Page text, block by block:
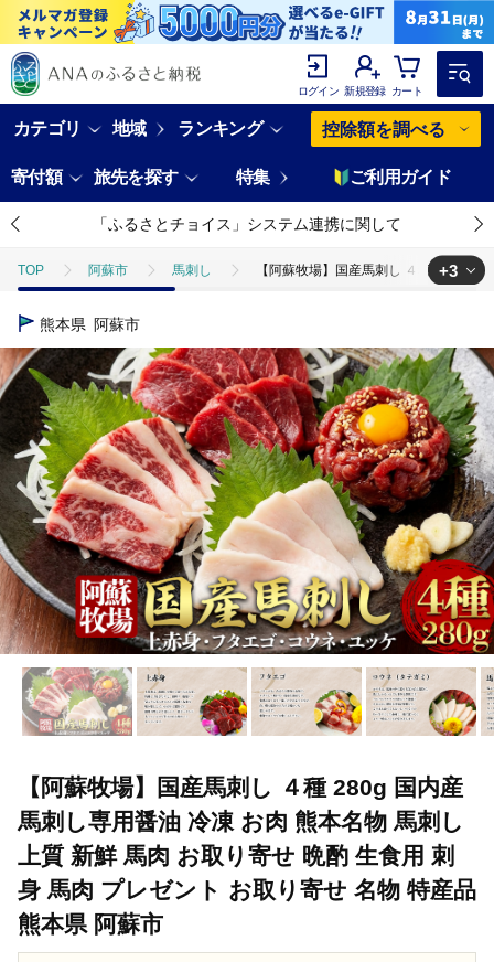
ログイン 新規登録 カート
カテゴリ 地域 ランキング 控除額を調べる
寄付額 旅先を探す 特集 ご利用ガイド
「ふるさとチョイス」システム連携に関して
TOP 阿蘇市 馬刺し 【阿蘇牧場】国産馬刺し ４種 280g 国
TOP
TOP 肉 馬肉 【阿蘇牧場】国産馬刺し ４種 280g 国内産 馬
TOP 肉 馬肉 馬刺し 【阿蘇牧場】国産馬刺し ４種
+3
熊本県 阿蘇市
【阿蘇牧場】国産馬刺し ４種 280g 国内産
馬刺し専用醤油 冷凍 お肉 熊本名物 馬刺し
上質 新鮮 馬肉 お取り寄せ 晩酌 生食用 刺
身 馬肉 プレゼント お取り寄せ 名物 特産品
熊本県 阿蘇市